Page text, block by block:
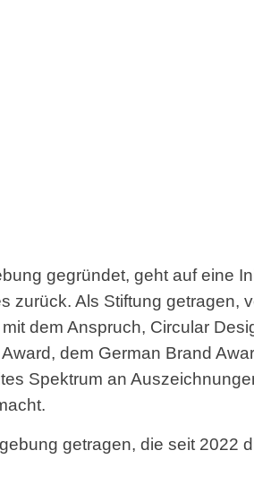
gegründet, geht auf eine
Als Stiftung getragen,
dem Anspruch, Circular
dem German Brand
Spektrum an
getragen, die seit 2022